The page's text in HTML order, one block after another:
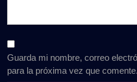
Guarda mi nombre, correo
para la próxima vez que comente.